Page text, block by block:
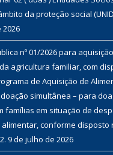
da proteção social
2026
nº 01/2026 para
agricultura familiar, com
de Aquisição de
simultânea – para
famílias em situação de
conforme disposto
9 de julho de 2026